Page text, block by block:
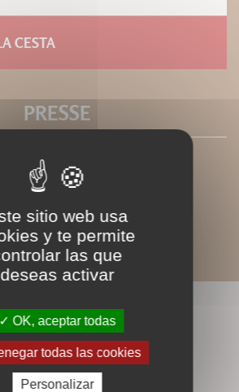
CESTA
PRESSE
ASSOCIÉS
sitio web usa
y te permite
las que
deseas activar
OK, aceptar todas
todas las cookies
Personalizar